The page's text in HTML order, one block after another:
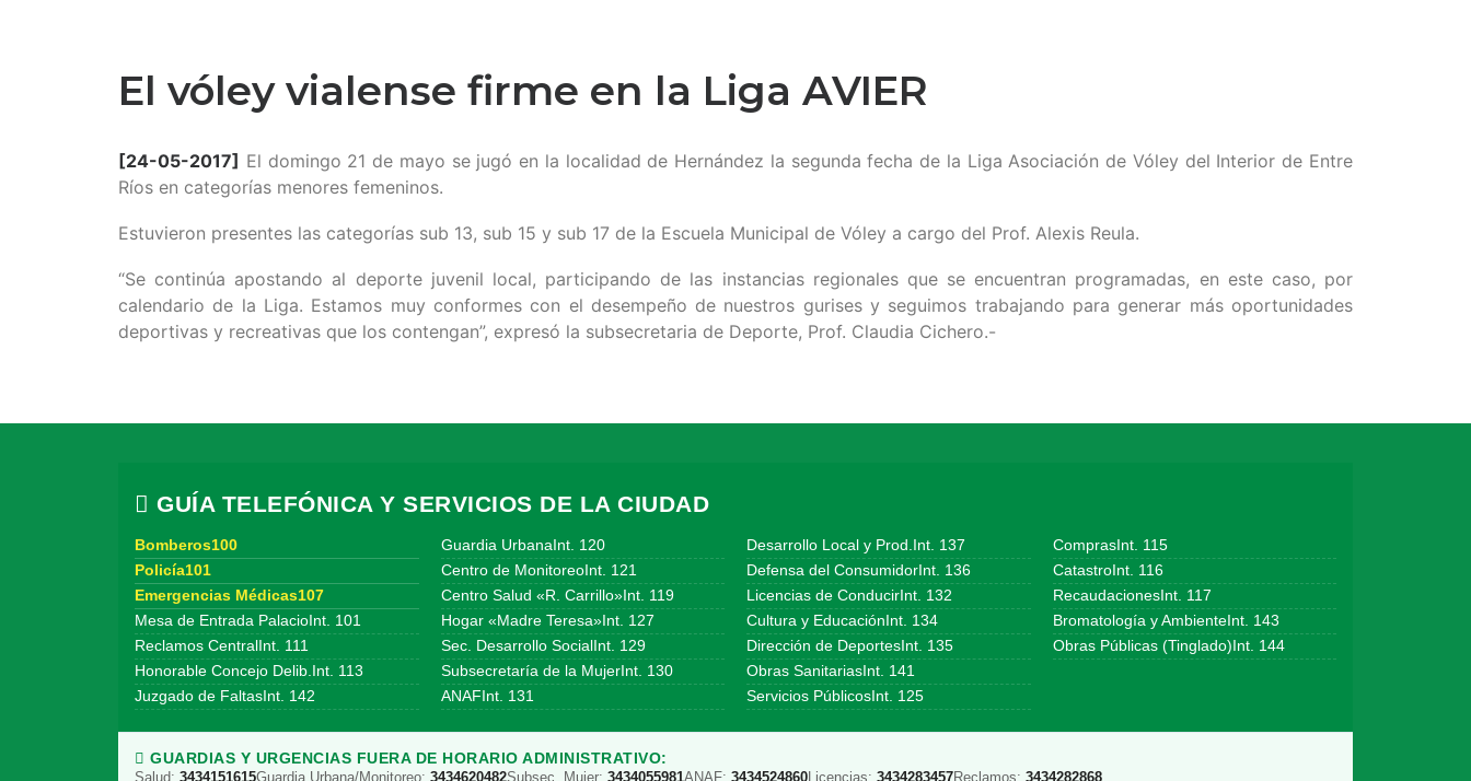
El vóley vialense firme en la Liga AVIER
[24-05-2017] El domingo 21 de mayo se jugó en la localidad de Hernández la segunda fecha de la Liga Asociación de Vóley del Interior de Entre
Ríos en categorías menores femeninos.
Estuvieron presentes las categorías sub 13, sub 15 y sub 17 de la Escuela Municipal de Vóley a cargo del Prof. Alexis Reula.
“Se continúa apostando al deporte juvenil local, participando de las instancias regionales que se encuentran programadas, en este caso, por
calendario de la Liga. Estamos muy conformes con el desempeño de nuestros gurises y seguimos trabajando para generar más oportunidades
deportivas y recreativas que los contengan”, expresó la subsecretaria de Deporte, Prof. Claudia Cichero.-
GUÍA TELEFÓNICA Y SERVICIOS DE LA CIUDAD
Bomberos100
Policía101
Emergencias Médicas107
Mesa de Entrada PalacioInt. 101
Reclamos CentralInt. 111
Honorable Concejo Delib.Int. 113
Juzgado de FaltasInt. 142
Guardia UrbanaInt. 120
Centro de MonitoreoInt. 121
Centro Salud «R. Carrillo»Int. 119
Hogar «Madre Teresa»Int. 127
Sec. Desarrollo SocialInt. 129
Subsecretaría de la MujerInt. 130
ANAFInt. 131
Desarrollo Local y Prod.Int. 137
Defensa del ConsumidorInt. 136
Licencias de ConducirInt. 132
Cultura y EducaciónInt. 134
Dirección de DeportesInt. 135
Obras SanitariasInt. 141
Servicios PúblicosInt. 125
ComprasInt. 115
CatastroInt. 116
RecaudacionesInt. 117
Bromatología y AmbienteInt. 143
Obras Públicas (Tinglado)Int. 144
GUARDIAS Y URGENCIAS FUERA DE HORARIO ADMINISTRATIVO:
Salud: 3434151615Guardia Urbana/Monitoreo: 3434620482Subsec. Mujer: 3434055981ANAF: 3434524860 Licencias: 3434283457Reclamos: 3434282868